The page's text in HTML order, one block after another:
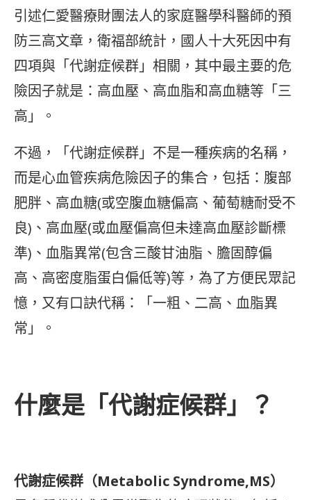
引述仁愛醫療財團法人的家庭醫學科醫師的預
防三高文章，衛福部統計，國人十大死因中有
四項與「代謝症候群」相關，其中最主要的危
險因子就是：高血壓、高血脂和高血糖等「三
高」。
不過，「代謝症候群」不是一種疾病的名稱，
而是心血管疾病危險因子的集合，包括：腹部
肥胖、高血糖(或空腹血糖偏高、葡萄糖耐受不
良)、高血壓(或血壓偏高但未達高血壓診斷標
準)、血脂異常(包含三酸甘油脂、膽固醇偏
高、高密度脂蛋白偏低等)等，為了方便民眾記
憶，又有口訣代稱：「一粗、二高、血脂異
常」。
什麼是「代謝症候群」？
代謝症候群（Metabolic Syndrome,MS）